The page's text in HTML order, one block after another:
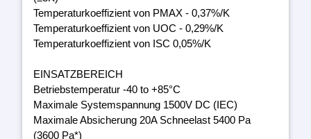
Temperaturkoeffizient von PMAX - 0,37%/K
Temperaturkoeffizient von UOC - 0,29%/K
Temperaturkoeffizient von ISC 0,05%/K
EINSATZBEREICH
Betriebstemperatur -40 to +85°C
Maximale Systemspannung 1500V DC (IEC)
Maximale Absicherung 20A Schneelast 5400 Pa
(3600 Pa*)